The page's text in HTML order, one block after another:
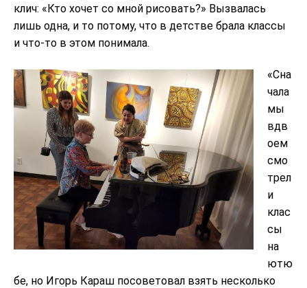
клич: «Кто хочет со мной рисовать?» Вызвалась
лишь одна, и то потому, что в детстве брала классы
и что-то в этом понимала.
«Сна
чала
мы
вдв
оем
смо
трел
и
клас
сы
на
ютю
бе, но Игорь Караш посоветовал взять несколько